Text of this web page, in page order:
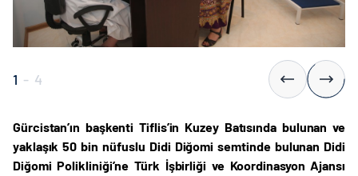
1 - 4
Gürcistan’ın başkenti Tiflis’in Kuzey Batısında bulunan ve
yaklaşık 50 bin nüfuslu Didi Diğomi semtinde bulunan Didi
Diğomi Polikliniği’ne Türk İşbirliği ve Koordinasyon Ajansı